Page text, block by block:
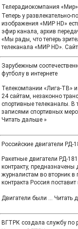
Телерадиокомпания «Мир»
Теперь у развлекательно-
изображения «МИР HD»
эфир канала, архив
«Мы рады, что теперь
телеканала «МИР HD».
Зарубежным
футболу в интернете
Телекомпании «Лига-ТВ»
24 сайтам, незаконно
спортивные телеканалы. В
записями спортивных
Читать дальше »
Российские двигатели
Ракетные двигатели РД-
контракту, предназначены
журналистам во вторник в
контракта Россия
Двигатели были ... Читать
ВГТРК создала службу по